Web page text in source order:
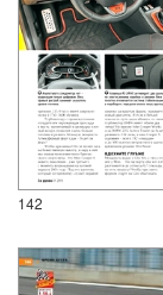
142